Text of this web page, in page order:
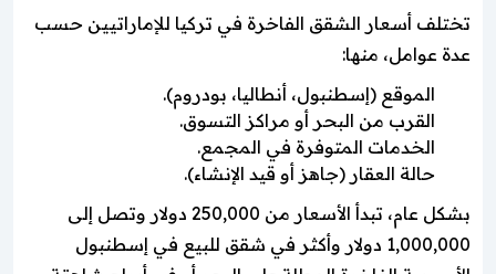
تختلف أسعار الشقق الفاخرة في تركيا للإماراتيين حسب
عدة عوامل، منها:
الموقع (إسطنبول، أنطاليا، بودروم).
القرب من البحر أو مراكز التسوق.
الخدمات المتوفرة في المجمع.
حالة العقار (جاهز أو قيد الإنشاء).
بشكل عام، تبدأ الأسعار من 250,000 دولار وتصل إلى
1,000,000 دولار وأكثر في شقق للبيع في إسطنبول